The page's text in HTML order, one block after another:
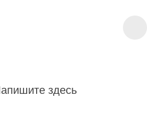
здесь